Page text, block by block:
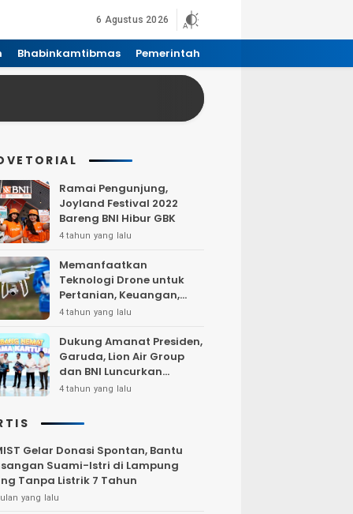
6 Agustus 2026
Bhabinkamtibmas Pemerintah
Ramai Pengunjung,
Joyland Festival 2022
Bareng BNI Hibur GBK
4 tahun yang lalu
Memanfaatkan
Teknologi Drone untuk
Pertanian, Keuangan,
Pertambangan, Real
Telekomunikasi.
4 tahun yang lalu
Dukung Amanat Presiden,
Garuda, Lion Air Group
dan BNI Luncurkan
Program Terbang Hemat
4 tahun yang lalu
Gelar Donasi Spontan, Bantu
Suami-Istri di Lampung
Tanpa Listrik 7 Tahun
yang lalu